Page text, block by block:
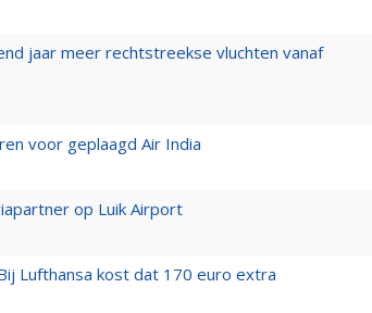
jaar meer rechtstreekse vluchten vanaf
voor geplaagd Air India
op Luik Airport
Lufthansa kost dat 170 euro extra